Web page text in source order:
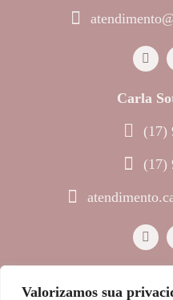
Valorizamos sua
Carla
(17)
(17)
© 2023 Melinda Joias •